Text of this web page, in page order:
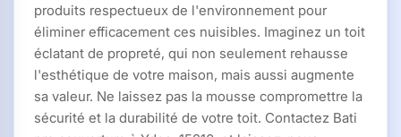
produits respectueux de l'environnement pour
éliminer efficacement ces nuisibles. Imaginez un toit
éclatant de propreté, qui non seulement rehausse
l'esthétique de votre maison, mais aussi augmente
sa valeur. Ne laissez pas la mousse compromettre la
sécurité et la durabilité de votre toit. Contactez Bati